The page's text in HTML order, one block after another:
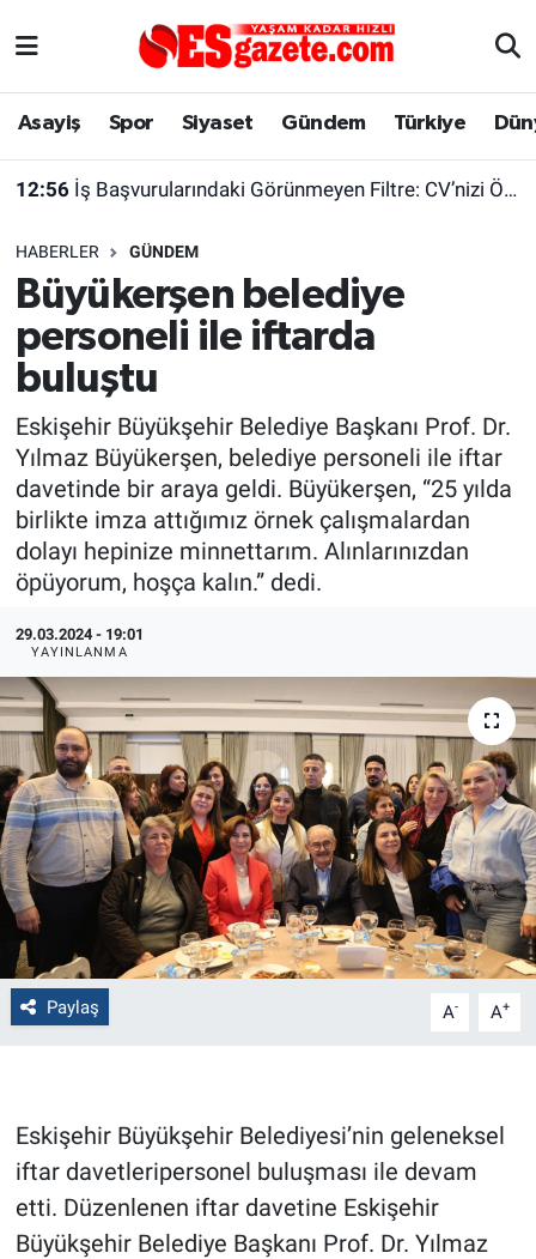
Asayiş Spor Siyaset Gündem Türkiye
12:56 İş Başvurularındaki Görünmeyen Filtre: CV’nizi Önce Bir Yazılım Okuyor
HABERLER GÜNDEM
Büyükerşen belediye
personeli ile iftarda
buluştu
Eskişehir Büyükşehir Belediye Başkanı Prof. Dr.
Yılmaz Büyükerşen, belediye personeli ile iftar
davetinde bir araya geldi. Büyükerşen, “25 yılda
birlikte imza attığımız örnek çalışmalardan
dolayı hepinize minnettarım. Alınlarınızdan
öpüyorum, hoşça kalın.” dedi.
29.03.2024 - 19:01
YAYINLANMA
Paylaş A- A+
Eskişehir Büyükşehir Belediyesi’nin geleneksel
iftar davetleripersonel buluşması ile devam
etti. Düzenlenen iftar davetine Eskişehir
Büyükşehir Belediye Başkanı Prof. Dr. Yılmaz
Asayiş
Gündem
Türkiye
Dünya
Sağlık
Alış-Veriş/İş dünyası
Yaşam
Eskişehirspor Arşivi
Eskişehir Arşivi
Röportaj
Ekonomi
Kültür Sanat
Politika
Bilecik
Kütahya
Gezi
Genel
Çevre
Yerel
Magazin
Eskişehir Nöbetçi Eczaneler
Süper Lig Puan Durumu ve Fikstür
Tüm Manşetler
Son Dakika Haberleri
Haber Arşivi